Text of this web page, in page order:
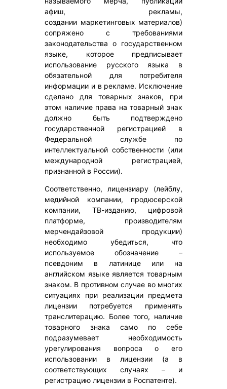
афиш, рекламы,
создании маркетинговых материалов)
сопряжено с требованиями
законодательства о государственном
языке, которое предписывает
использование русского языка в
обязательной для потребителя
информации и в рекламе. Исключение
сделано для товарных знаков, при
этом наличие права на товарный знак
должно быть подтверждено
государственной регистрацией в
Федеральной службе по
интеллектуальной собственности (или
международной регистрацией,
признанной в России).
Соответственно, лицензиару (лейблу,
медийной компании, продюсерской
компании, ТВ-изданию, цифровой
платформе, производителям
мерчендайзовой продукции)
необходимо убедиться, что
используемое обозначение –
псевдоним в латинице или на
английском языке является товарным
знаком. В противном случае во многих
ситуациях при реализации предмета
лицензии потребуется применять
транслитерацию. Более того, наличие
товарного знака само по себе
подразумевает необходимость
урегулирования вопроса о его
использовании в лицензии (а в
соответствующих случаях – и
регистрацию лицензии в Роспатенте).